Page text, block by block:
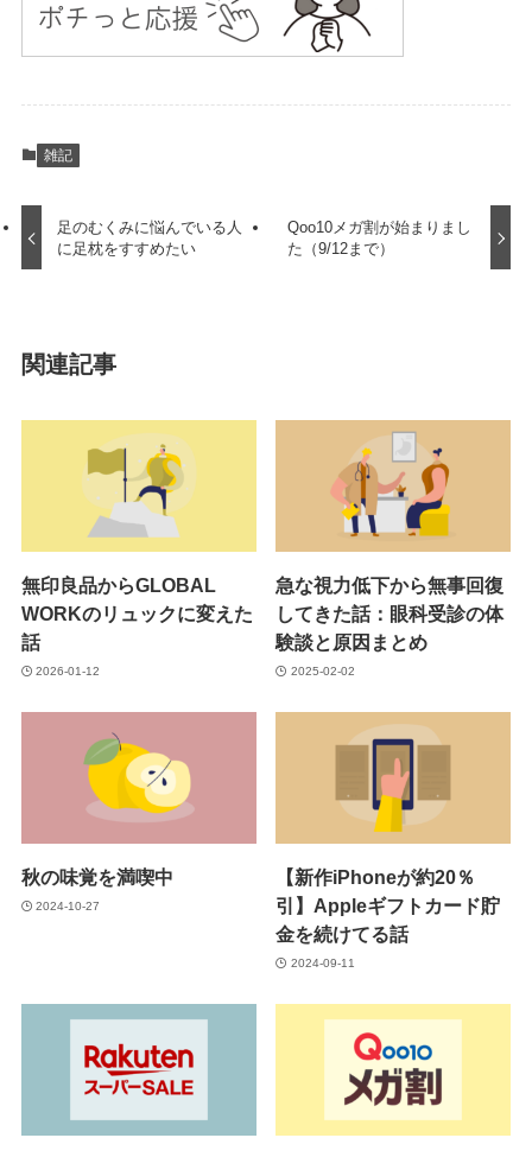
雑記
足のむくみに悩んでいる人
に足枕をすすめたい
Qoo10メガ割が始まりまし
た（9/12まで）
関連記事
無印良品からGLOBAL
WORKのリュックに変えた
話
2026-01-12
急な視力低下から無事回復
してきた話：眼科受診の体
験談と原因まとめ
2025-02-02
秋の味覚を満喫中
2024-10-27
【新作iPhoneが約20％
引】Appleギフトカード貯
金を続けてる話
2024-09-11